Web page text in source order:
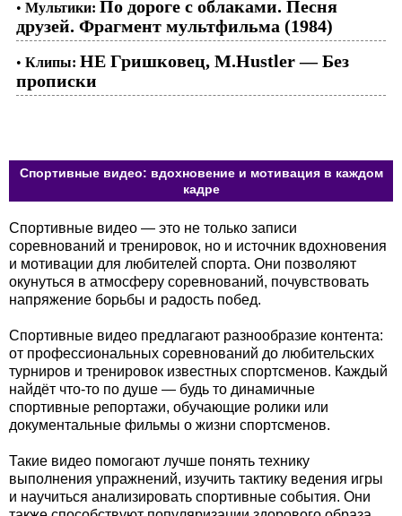
• Мультики: По дороге с облаками. Песня
друзей. Фрагмент мультфильма (1984)
• Клипы: НЕ Гришковец, M.Hustler — Без
прописки
Спортивные видео: вдохновение и мотивация в каждом
кадре
Спортивные видео — это не только записи
соревнований и тренировок, но и источник вдохновения
и мотивации для любителей спорта. Они позволяют
окунуться в атмосферу соревнований, почувствовать
напряжение борьбы и радость побед.
Спортивные видео предлагают разнообразие контента:
от профессиональных соревнований до любительских
турниров и тренировок известных спортсменов. Каждый
найдёт что-то по душе — будь то динамичные
спортивные репортажи, обучающие ролики или
документальные фильмы о жизни спортсменов.
Такие видео помогают лучше понять технику
выполнения упражнений, изучить тактику ведения игры
и научиться анализировать спортивные события. Они